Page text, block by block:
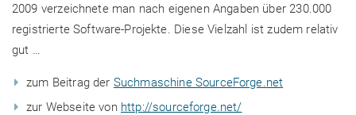
2009 verzeichnete man nach eigenen Angaben über 230.000
registrierte Software-Projekte. Diese Vielzahl ist zudem relativ
gut …
zum Beitrag der Suchmaschine SourceForge.net
zur Webseite von http://sourceforge.net/